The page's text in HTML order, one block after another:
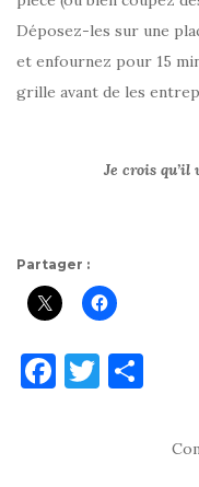
Déposez-les sur une
et enfournez pour 15
grille avant de les
Je crois qu’il
Partager :
F T
ta